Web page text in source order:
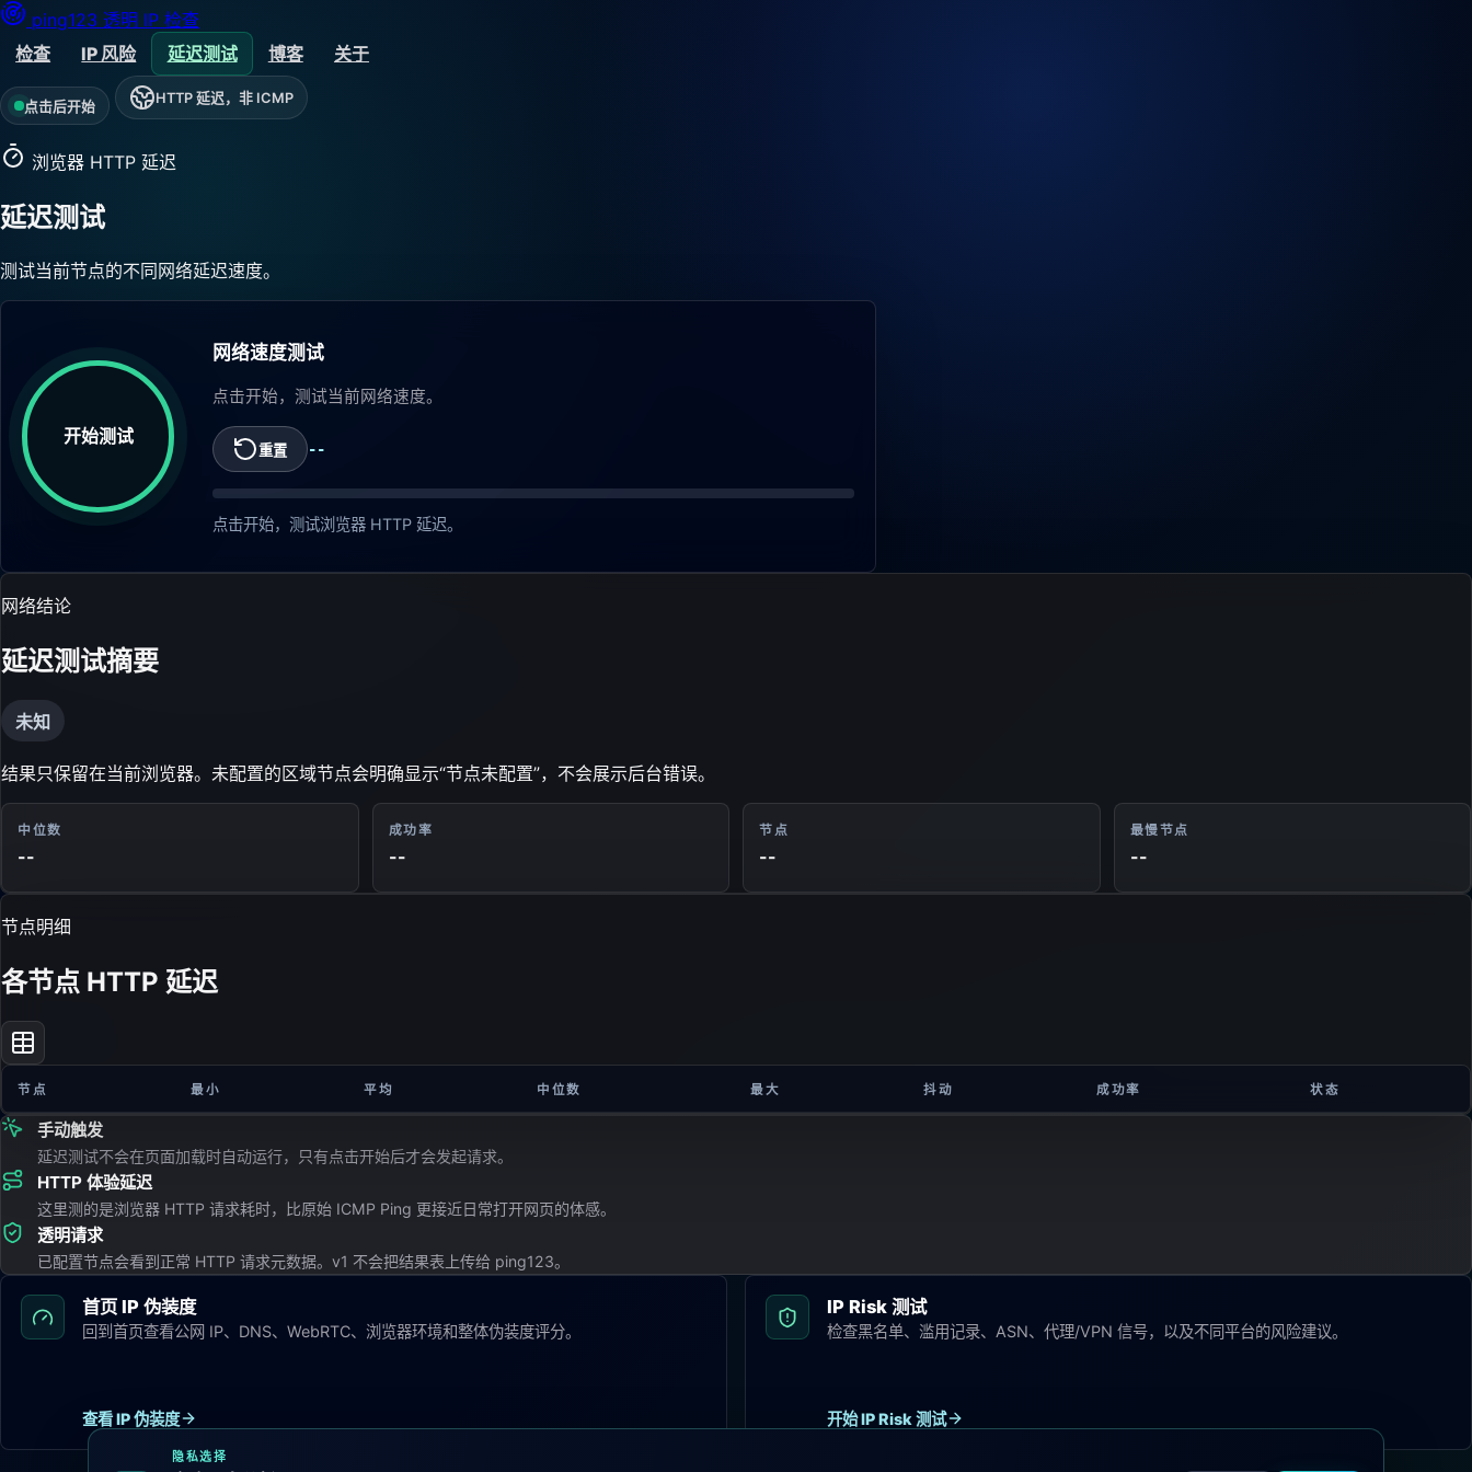
ping123 透明 IP 检查
检查
IP 风险 延迟测试 博客 关于
点击后开始
HTTP 延迟，非 ICMP
浏览器 HTTP 延迟
延迟测试
测试当前节点的不同网络延迟速度。
开始测试
网络速度测试
点击开始，测试当前网络速度。
重置 --
点击开始，测试浏览器 HTTP 延迟。
网络结论
延迟测试摘要
未知
结果只保留在当前浏览器。未配置的区域节点会明确显示“节点未配置”，不会展示后台错误。
中位数
--
成功率
--
节点
--
最慢节点
--
节点明细
各节点 HTTP 延迟
节点 最小 平均 中位数 最大 抖动 成功率 状态
手动触发
延迟测试不会在页面加载时自动运行，只有点击开始后才会发起请求。
HTTP 体验延迟
这里测的是浏览器 HTTP 请求耗时，比原始 ICMP Ping 更接近日常打开网页的体感。
透明请求
已配置节点会看到正常 HTTP 请求元数据。v1 不会把结果表上传给 ping123。
首页 IP 伪装度
回到首页查看公网 IP、DNS、WebRTC、浏览器环境和整体伪装度评分。
查看 IP 伪装度
IP Risk 测试
检查黑名单、滥用记录、ASN、代理/VPN 信号，以及不同平台的风险建议。
开始 IP Risk 测试
隐私选择